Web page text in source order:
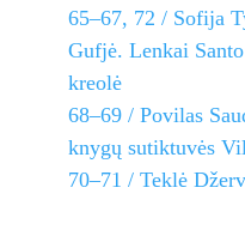
65–67, 72 / Sofija
Gufjė. Lenkai
kreolė
68–69 / Povilas
knygų sutiktuvės
70–71 / Teklė